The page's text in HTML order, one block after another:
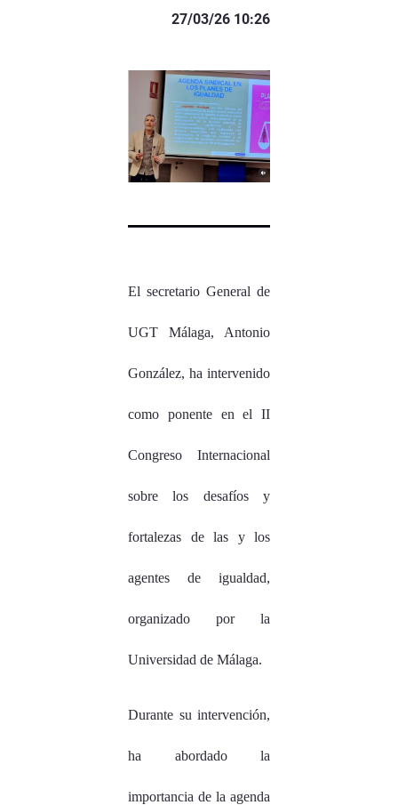
27/03/26 10:26
El secretario General de
UGT Málaga, Antonio
González, ha intervenido
como ponente en el II
Congreso Internacional
sobre los desafíos y
fortalezas de las y los
agentes de igualdad,
organizado por la
Universidad de Málaga.
Durante su intervención,
ha abordado la
importancia de la agenda